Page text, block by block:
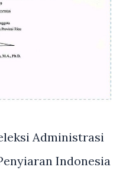
Administrasi
Indonesia